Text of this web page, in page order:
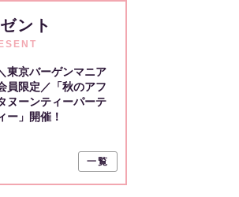
ント
東京バーゲンマニア
員限定／「秋のアフ
ヌーンティーパーテ
ー」開催！
一覧